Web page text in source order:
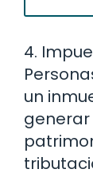
4.
un